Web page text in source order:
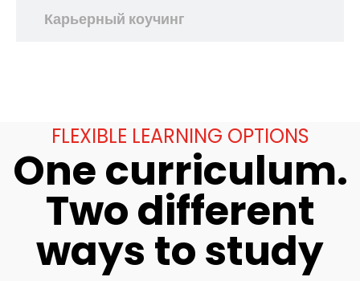
Карьерный коучинг
FLEXIBLE LEARNING OPTIONS
One curriculum.
Two different
ways to study